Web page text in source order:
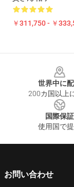
￥311,750 - ￥
世界中に
200カ国以上
国際保証
使用国で
お問い合わせ